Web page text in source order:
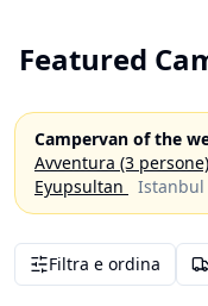
Featured
Campervan of the
Avventura (3
Eyupsultan
Istanbul
Filtra e ordina